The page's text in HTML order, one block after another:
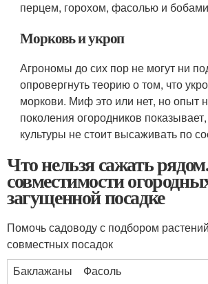
перцем, горохом, фасолью и
Морковь и укроп
Агрономы до сих пор не могут ни
опровергнуть теорию о том, что
моркови. Миф это или нет, но опыт
поколения огородников
культуры не стоит высаживать по
Что нельзя сажать
совместимости
загущенной посадке
Помочь садоводу с подбором
совместных посадок
Баклажаны
Фасоль